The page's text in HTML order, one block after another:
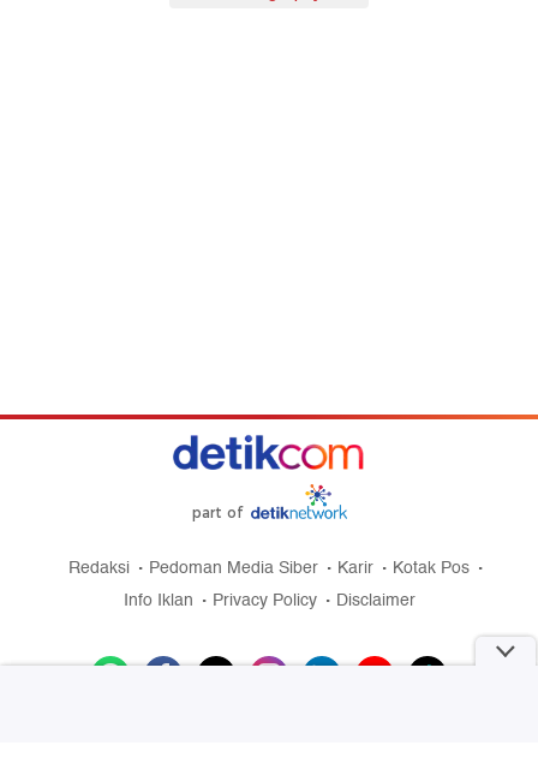
part of
Redaksi Pedoman Media Siber Karir
Kotak Pos
Info Iklan
Privacy Policy Disclaimer